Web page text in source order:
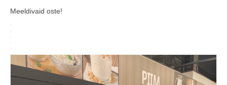
EHITUSKESKUS
COOP KLIENDIKAART
Meeldivaid oste!